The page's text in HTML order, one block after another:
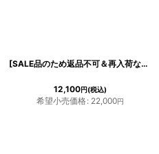
[SALE品のため返品不可＆再入荷なしの現品限り][韓国製][rinfarre]キャミソール・ブラック・ベージュ・ライン入り・バイカラー・タイト・ミディアムドレス・ワンピース[MIRIN着用]
12,100円(税込)
希望小売価格: 22,000円